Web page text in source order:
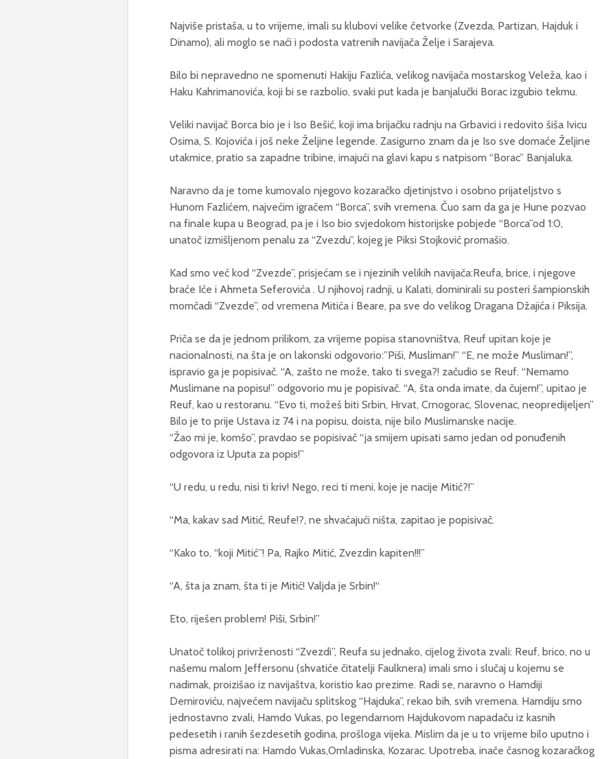
Najviše pristaša, u to vrijeme, imali su klubovi velike četvorke (Zvezda, Partizan, Hajduk i
Dinamo), ali moglo se naći i podosta vatrenih navijača Želje i Sarajeva.
Bilo bi nepravedno ne spomenuti Hakiju Fazlića, velikog navijača mostarskog Veleža, kao i
Haku Kahrimanovića, koji bi se razbolio, svaki put kada je banjalučki Borac izgubio tekmu.
Veliki navijač Borca bio je i Iso Bešić, koji ima brijačku radnju na Grbavici i redovito šiša Ivicu
Osima, S. Kojovića i još neke Željine legende. Zasigurno znam da je Iso sve domaće Željine
utakmice, pratio sa zapadne tribine, imajući na glavi kapu s natpisom “Borac” Banjaluka.
Naravno da je tome kumovalo njegovo kozaračko djetinjstvo i osobno prijateljstvo s
Hunom Fazlićem, najvećim igračem “Borca”, svih vremena. Čuo sam da ga je Hune pozvao
na finale kupa u Beograd, pa je i Iso bio svjedokom historijske pobjede “Borca”od 1:0,
unatoč izmišljenom penalu za “Zvezdu”, kojeg je Piksi Stojković promašio.
Kad smo već kod “Zvezde”, prisjećam se i njezinih velikih navijača:Reufa, brice, i njegove
braće Iće i Ahmeta Seferovića . U njihovoj radnji, u Kalati, dominirali su posteri šampionskih
momčadi “Zvezde”, od vremena Mitića i Beare, pa sve do velikog Dragana Džajića i Piksija.
Priča se da je jednom prilikom, za vrijeme popisa stanovništva, Reuf upitan koje je
nacionalnosti, na šta je on lakonski odgovorio:”Piši, Musliman!” “E, ne može Musliman!”,
ispravio ga je popisivač. “A, zašto ne može, tako ti svega?! začudio se Reuf. “Nemamo
Muslimane na popisu!” odgovorio mu je popisivač. “A, šta onda imate, da čujem!”, upitao je
Reuf, kao u restoranu. “Evo ti, možeš biti Srbin, Hrvat, Crnogorac, Slovenac, neopredijeljen”
Bilo je to prije Ustava iz 74 i na popisu, doista, nije bilo Muslimanske nacije.
“Žao mi je, komšo”, pravdao se popisivač “ja smijem upisati samo jedan od ponuđenih
odgovora iz Uputa za popis!”
“U redu, u redu, nisi ti kriv! Nego, reci ti meni, koje je nacije Mitić?!”
“Ma, kakav sad Mitić, Reufe!?, ne shvaćajući ništa, zapitao je popisivač.
“Kako to, “koji Mitić”! Pa, Rajko Mitić, Zvezdin kapiten!!!”
“A, šta ja znam, šta ti je Mitić! Valjda je Srbin!“
Eto, riješen problem! Piši, Srbin!”
Unatoč tolikoj privrženosti “Zvezdi”, Reufa su jednako, cijelog života zvali: Reuf, brico, no u
našemu malom Jeffersonu (shvatiće čitatelji Faulknera) imali smo i slučaj u kojemu se
nadimak, proizišao iz navijaštva, koristio kao prezime. Radi se, naravno o Hamdiji
Demiroviću, najvećem navijaču splitskog “Hajduka”, rekao bih, svih vremena. Hamdiju smo
jednostavno zvali, Hamdo Vukas, po legendarnom Hajdukovom napadaču iz kasnih
pedesetih i ranih šezdesetih godina, prošloga vijeka. Mislim da je u to vrijeme bilo uputno i
pisma adresirati na: Hamdo Vukas,Omladinska, Kozarac. Upotreba, inače časnog kozaračkog